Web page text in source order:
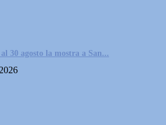
30 agosto la mostra a San...